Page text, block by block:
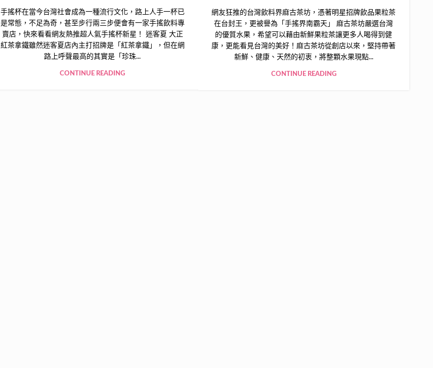
手搖杯在當今台灣社會成為一種流行文化，路上人手一杯已
是常態，不足為奇，甚至步行兩三步便會有一家手搖飲料專
賣店，快來看看網友熱推超人氣手搖杯新星！ 迷客夏 大正
紅茶拿鐵雖然迷客夏店內主打招牌是「紅茶拿鐵」，但在網
路上呼聲最高的其實是「珍珠...
CONTINUE READING
網友狂推的台灣飲料界麻古茶坊，憑著明星招牌飲品果粒茶
在台封王，更被譽為「手搖界南霸天」 麻古茶坊嚴選台灣
的優質水果，希望可以藉由新鮮果粒茶讓更多人喝得到健
康，更能看見台灣的美好！麻古茶坊從創店以來，堅持帶著
新鮮、健康、天然的初衷，將整顆水果現點...
CONTINUE READING